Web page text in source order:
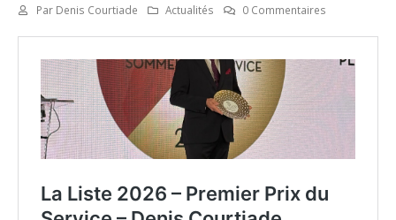
Par Denis Courtiade Actualités 0 Commentaires